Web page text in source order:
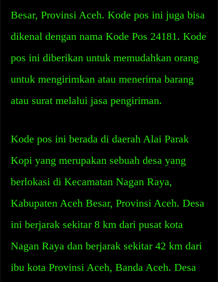
Besar, Provinsi Aceh. Kode pos ini juga bisa
dikenal dengan nama Kode Pos 24181. Kode
pos ini diberikan untuk memudahkan orang
untuk mengirimkan atau menerima barang
atau surat melalui jasa pengiriman.
Kode pos ini berada di daerah Alai Parak
Kopi yang merupakan sebuah desa yang
berlokasi di Kecamatan Nagan Raya,
Kabupaten Aceh Besar, Provinsi Aceh. Desa
ini berjarak sekitar 8 km dari pusat kota
Nagan Raya dan berjarak sekitar 42 km dari
ibu kota Provinsi Aceh, Banda Aceh. Desa